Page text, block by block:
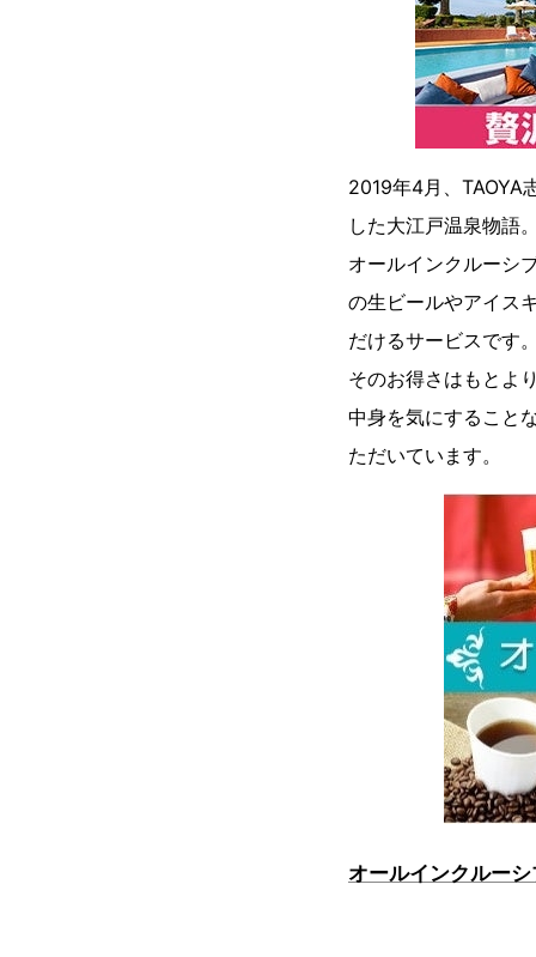
2019年4月、TAOYA
した大江戸温泉物語。
オールインクルーシ
の生ビールやアイス
だけるサービスです。
そのお得さはもとよ
中身を気にすること
ただいています。
オールインクルー